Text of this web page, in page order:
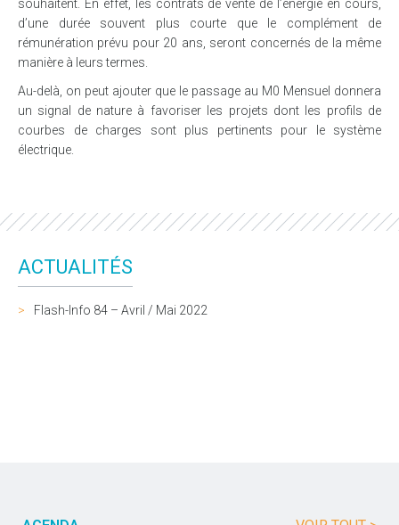
souhaitent. En effet, les contrats de vente de l’énergie en cours,
d’une durée souvent plus courte que le complément de
rémunération prévu pour 20 ans, seront concernés de la même
manière à leurs termes.
Au-delà, on peut ajouter que le passage au M0 Mensuel donnera
un signal de nature à favoriser les projets dont les profils de
courbes de charges sont plus pertinents pour le système
électrique.
ACTUALITÉS
Flash-Info 84 – Avril / Mai 2022